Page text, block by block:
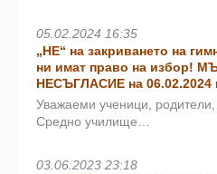
05.02.2024 16:35
„НЕ“ на закриването на
ни имат право на избор!
НЕСЪГЛАСИЕ на 06.02.2024
Уважаеми ученици,
Средно училище…
03.06.2023 23:18